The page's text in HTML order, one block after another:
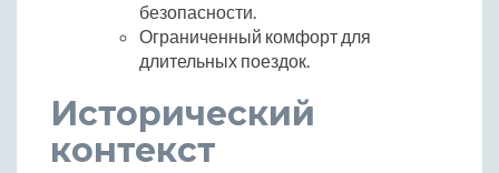
безопасности.
Ограниченный комфорт для
длительных поездок.
Исторический
контекст